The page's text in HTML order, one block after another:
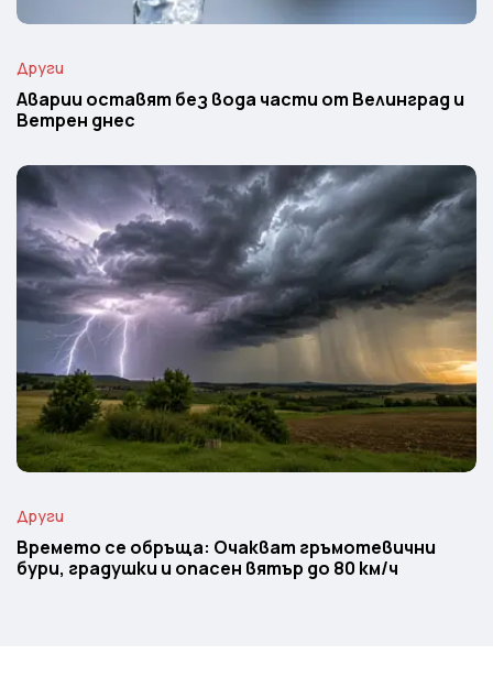
Други
Аварии оставят без вода части от Велинград и
Ветрен днес
Други
Времето се обръща: Очакват гръмотевични
бури, градушки и опасен вятър до 80 км/ч